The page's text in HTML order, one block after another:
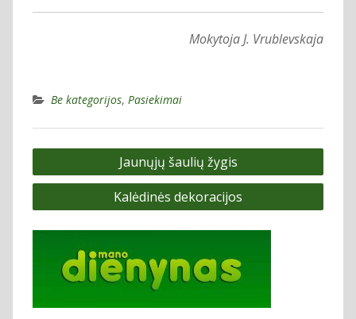
Mokytoja J. Vrublevskaja
Be kategorijos, Pasiekimai
Navigacija
tarp
Jaunųjų šaulių žygis
Kalėdinės dekoracijos